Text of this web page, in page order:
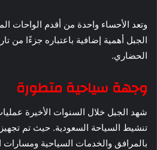
وتعد الأحساء واحدة من أقدم الواحات
الجبل أهمية إضافية باعتباره جزءًا من
الحضاري.
وجهة سياحية متطورة
شهد الجبل خلال السنوات الأخيرة
تنشيط السياحة السعودية. حيث تم
بالمرافق والخدمات السياحية ومسارات